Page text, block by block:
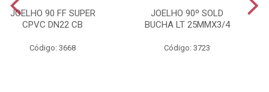
JOELHO 90 FF SUPER
CPVC DN22 CB
Código: 3668
JOELHO 90º SOLD
BUCHA LT 25MMX3/4
Código: 3723